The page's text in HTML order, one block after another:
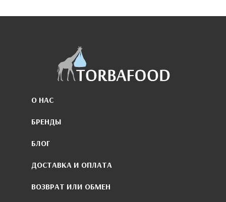
О НАС
БРЕНДЫ
БЛОГ
ДОСТАВКА И ОПЛАТА
ВОЗВРАТ ИЛИ ОБМЕН